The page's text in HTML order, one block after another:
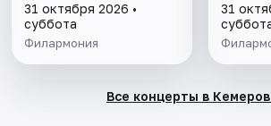
31 октября 2026 •
суббота
Филармония
31
Все концерты в